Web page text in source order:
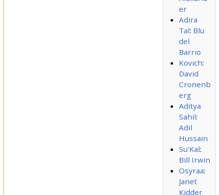
er
Adira
Tal: Blu
del
Barrio
Kovich:
David
Cronenb
erg
Aditya
Sahil:
Adil
Hussain
Su'Kal:
Bill Irwin
Osyraa:
Janet
Kidder